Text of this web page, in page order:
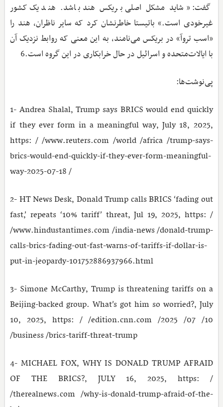
گفت: «شاید مشکل اصلی بریکس هند باشد. هند یک کشور
غیرخودی است.» باتیستا خاطرنشان کرد که سایر ناظران، هند را
«اسب تروآ» در بریکس می‌نامند، به این معنی که روابط نزدیک آن
با ایالات‌متحده و اسرائیل در حال خرابکاری در این گروه است.6
پی‌نوشت‌ها:
1- Andrea Shalal, Trump says BRICS would end quickly
if they ever form in a meaningful way, July 18, 2025,
https: / /www.reuters.com /world /africa /trump-says-
brics-would-end-quickly-if-they-ever-form-meaningful-
way-2025-07-18 /
2- HT News Desk, Donald Trump calls BRICS ‘fading out
fast,’ repeats ‘10% tariff’ threat, Jul 19, 2025, https: /
/www.hindustantimes.com /india-news /donald-trump-
calls-brics-fading-out-fast-warns-of-tariffs-if-dollar-is-
put-in-jeopardy-101752886937966.html
3- Simone McCarthy, Trump is threatening tariffs on a
Beijing-backed group. What’s got him so worried?, July
10, 2025, https: / /edition.cnn.com /2025 /07 /10
/business /brics-tariff-threat-trump
4- MICHAEL FOX, WHY IS DONALD TRUMP AFRAID
OF THE BRICS?, JULY 16, 2025, https: /
/therealnews.com /why-is-donald-trump-afraid-of-the-